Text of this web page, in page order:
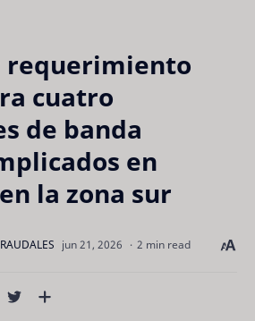
requerimiento
cuatro
de banda
en
la zona sur
2 min read